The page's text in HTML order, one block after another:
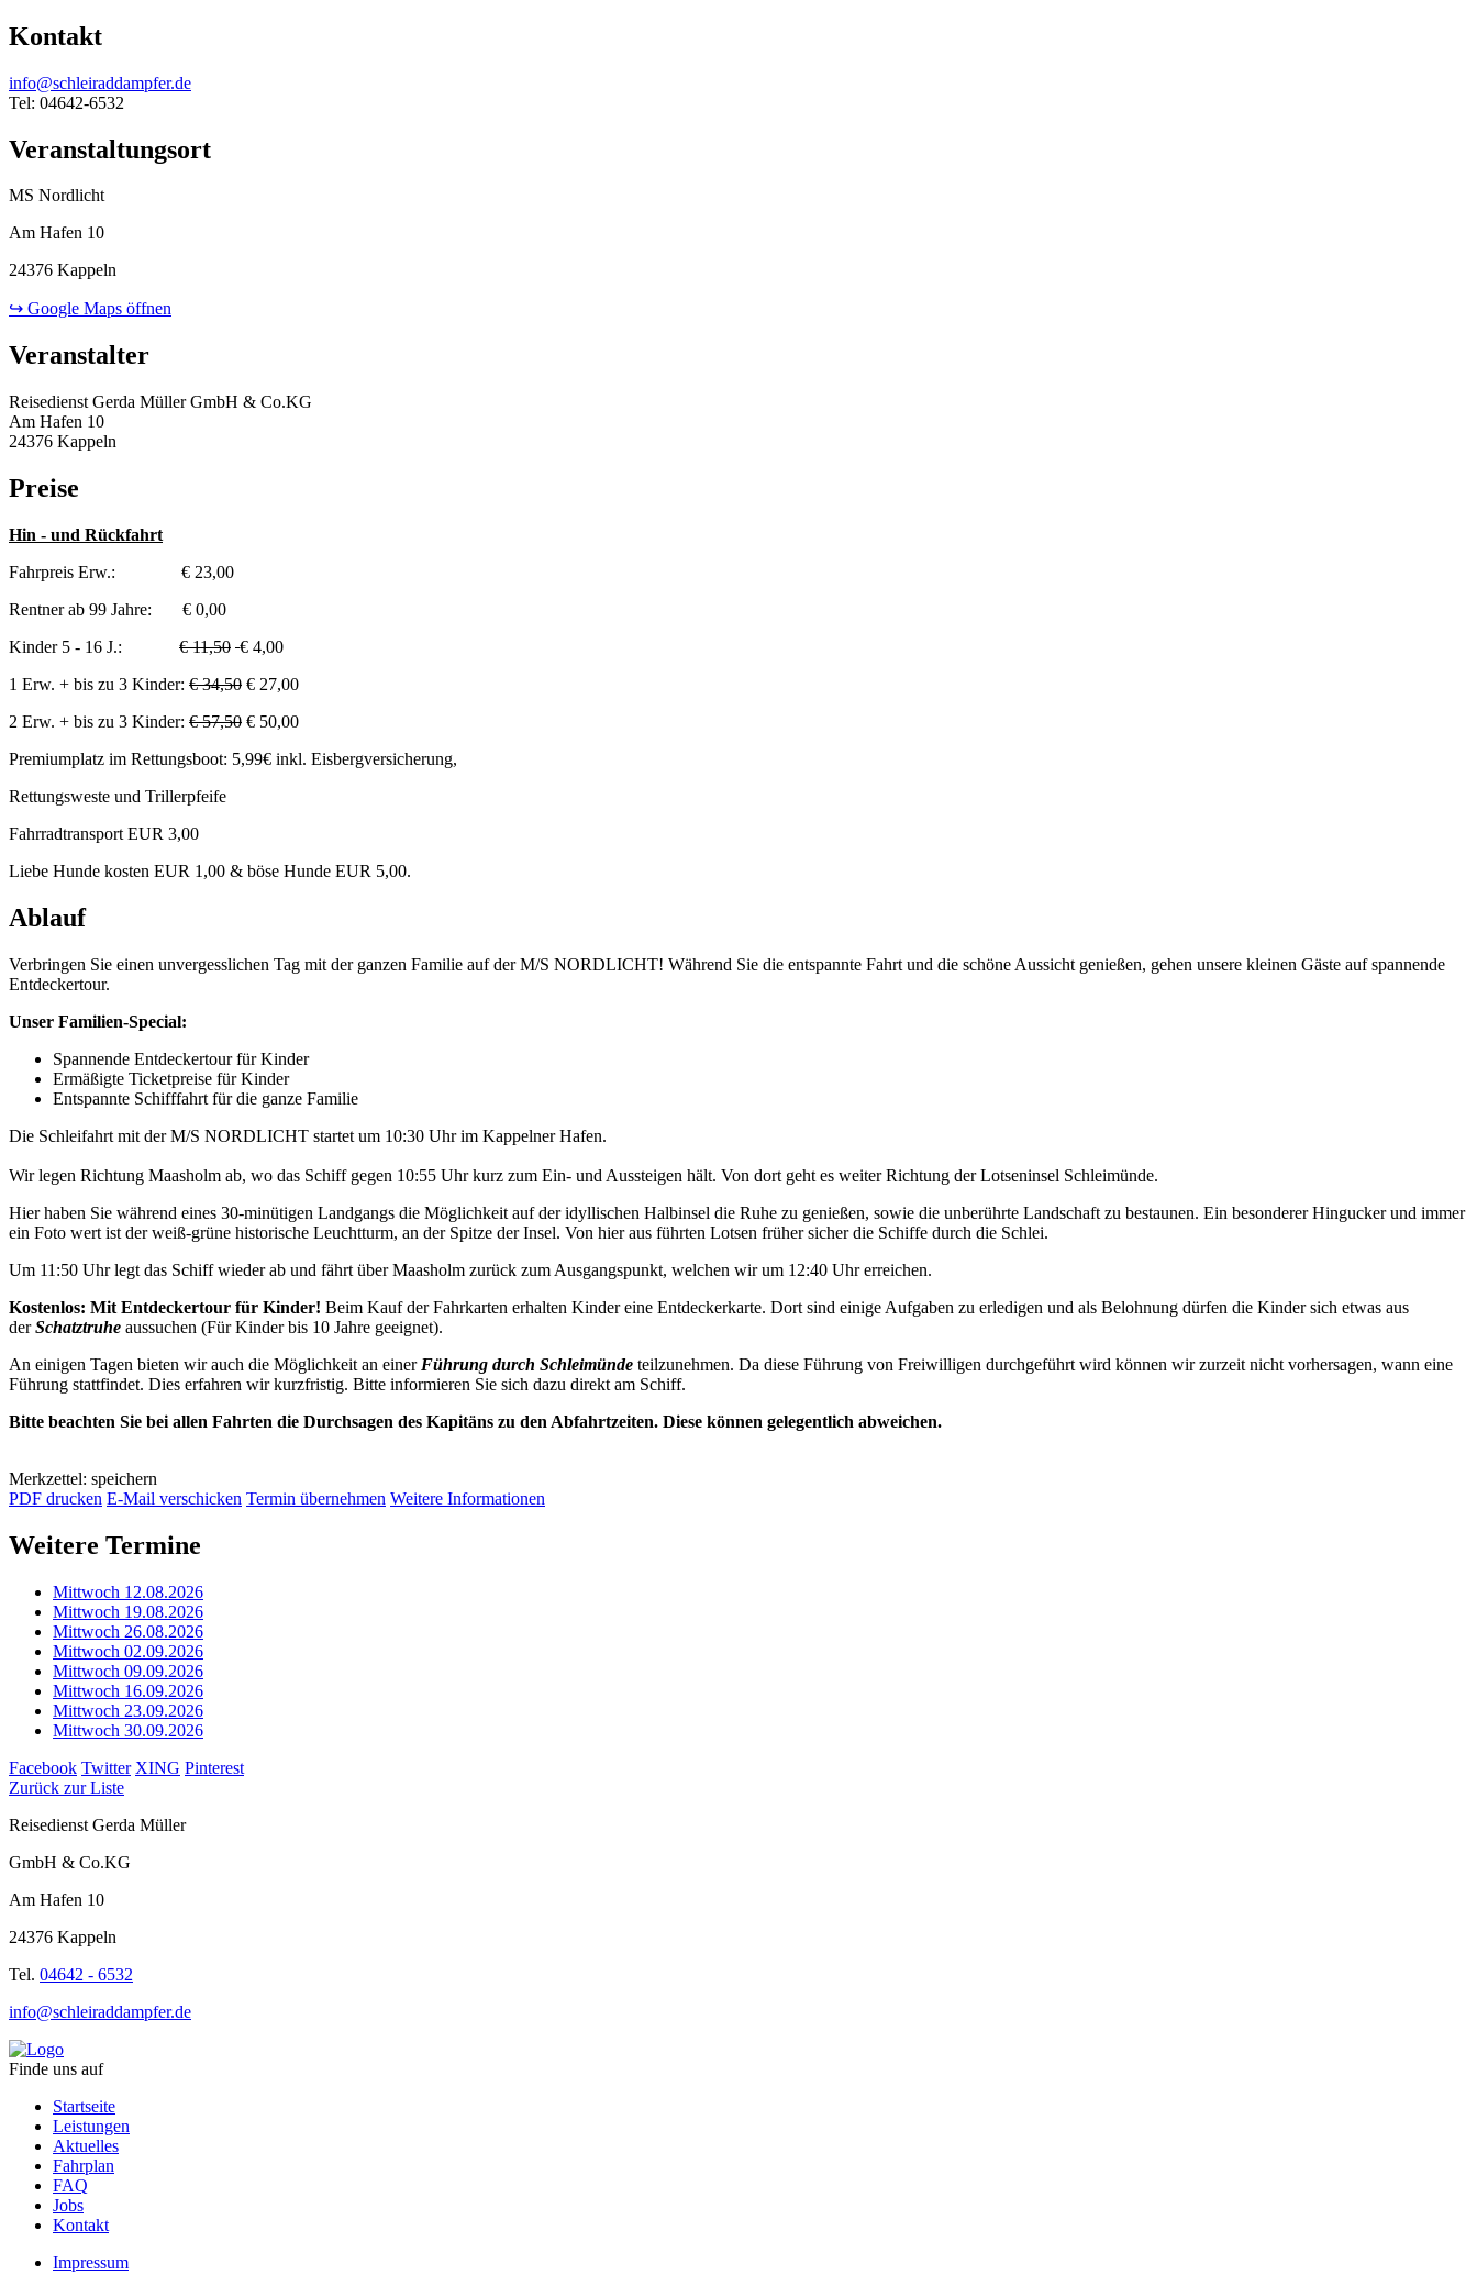
Kontakt
info@schleiraddampfer.de
Tel: 04642-6532
Veranstaltungsort
MS Nordlicht
Am Hafen 10
24376 Kappeln
↪ Google Maps öffnen
Veranstalter
Reisedienst Gerda Müller GmbH & Co.KG
Am Hafen 10
24376 Kappeln
Preise
Hin - und Rückfahrt
Fahrpreis Erw.: € 23,00
Rentner ab 99 Jahre: € 0,00
Kinder 5 - 16 J.: € 11,50 € 4,00
1 Erw. + bis zu 3 Kinder: € 34,50 € 27,00
2 Erw. + bis zu 3 Kinder: € 57,50 € 50,00
Premiumplatz im Rettungsboot: 5,99€ inkl. Eisbergversicherung,
Rettungsweste und Trillerpfeife
Fahrradtransport EUR 3,00
Liebe Hunde kosten EUR 1,00 & böse Hunde EUR 5,00.
Ablauf
Verbringen Sie einen unvergesslichen Tag mit der ganzen Familie auf der M/S NORDLICHT! Während Sie die entspannte Fahrt und die schöne Aussicht genießen, gehen unsere kleinen Gäste auf spannende
Entdeckertour.
Unser Familien-Special:
Spannende Entdeckertour für Kinder
Ermäßigte Ticketpreise für Kinder
Entspannte Schifffahrt für die ganze Familie
Die Schleifahrt mit der M/S NORDLICHT startet um 10:30 Uhr im Kappelner Hafen.
Wir legen Richtung Maasholm ab, wo das Schiff gegen 10:55 Uhr kurz zum Ein- und Aussteigen hält. Von dort geht es weiter Richtung der Lotseninsel Schleimünde.
Hier haben Sie während eines 30-minütigen Landgangs die Möglichkeit auf der idyllischen Halbinsel die Ruhe zu genießen, sowie die unberührte Landschaft zu bestaunen. Ein besonderer Hingucker und immer
ein Foto wert ist der weiß-grüne historische Leuchtturm, an der Spitze der Insel. Von hier aus führten Lotsen früher sicher die Schiffe durch die Schlei.
Um 11:50 Uhr legt das Schiff wieder ab und fährt über Maasholm zurück zum Ausgangspunkt, welchen wir um 12:40 Uhr erreichen.
Kostenlos: Mit Entdeckertour für Kinder! Beim Kauf der Fahrkarten erhalten Kinder eine Entdeckerkarte. Dort sind einige Aufgaben zu erledigen und als Belohnung dürfen die Kinder sich etwas aus
derSchatztruhe aussuchen (Für Kinder bis 10 Jahre geeignet).
An einigen Tagen bieten wir auch die Möglichkeit an einer Führung durch Schleimünde teilzunehmen. Da diese Führung von Freiwilligen durchgeführt wird können wir zurzeit nicht vorhersagen, wann eine
Führung stattfindet. Dies erfahren wir kurzfristig. Bitte informieren Sie sich dazu direkt am Schiff.
Bitte beachten Sie bei allen Fahrten die Durchsagen des Kapitäns zu den Abfahrtzeiten. Diese können gelegentlich abweichen.
Merkzettel: speichern
PDF drucken E-Mail verschicken Termin übernehmen Weitere Informationen
Weitere Termine
Mittwoch 12.08.2026
Mittwoch 19.08.2026
Mittwoch 26.08.2026
Mittwoch 02.09.2026
Mittwoch 09.09.2026
Mittwoch 16.09.2026
Mittwoch 23.09.2026
Mittwoch 30.09.2026
Facebook Twitter XING Pinterest
Zurück zur Liste
Reisedienst Gerda Müller
GmbH & Co.KG
Am Hafen 10
24376 Kappeln
Tel. 04642 - 6532
info@schleiraddampfer.de
Finde uns auf
Startseite
Leistungen
Aktuelles
Fahrplan
FAQ
Jobs
Kontakt
Impressum